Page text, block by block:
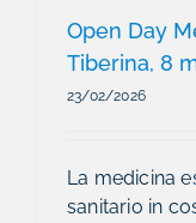
Open Day
Tiberina, 8
23/02/2026
La medicina
sanitario in